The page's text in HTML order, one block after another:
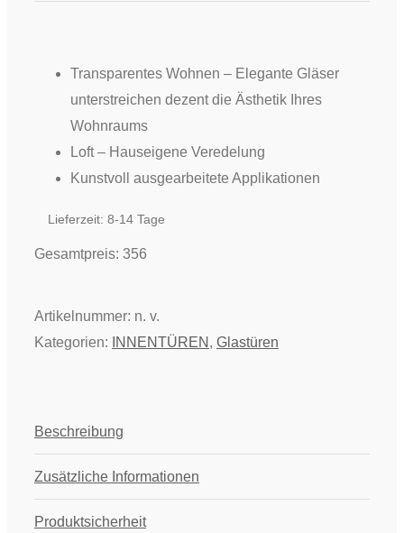
Sinus
Menge
Transparentes Wohnen – Elegante Gläser
unterstreichen dezent die Ästhetik Ihres
Wohnraums
Loft – Hauseigene Veredelung
Kunstvoll ausgearbeitete Applikationen
Lieferzeit: 8-14 Tage
Gesamtpreis: 356
Artikelnummer: n. v.
Kategorien:
INNENTÜREN , Glastüren
Beschreibung
Zusätzliche Informationen
Produktsicherheit